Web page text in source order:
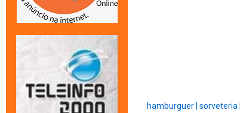
hamburguer | sorveteria |